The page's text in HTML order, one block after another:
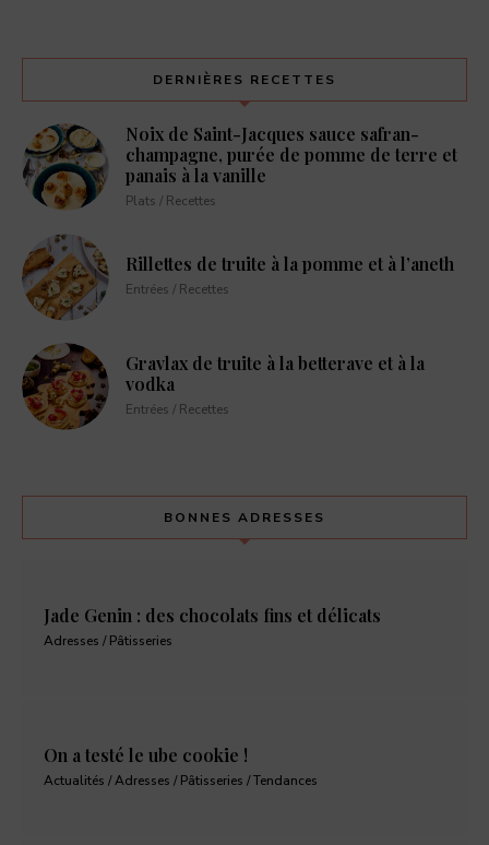
DERNIÈRES RECETTES
Noix de Saint-Jacques sauce safran-
champagne, purée de pomme de terre et
panais à la vanille
Plats / Recettes
Rillettes de truite à la pomme et à l’aneth
Entrées / Recettes
Gravlax de truite à la betterave et à la
vodka
Entrées / Recettes
BONNES ADRESSES
Jade Genin : des chocolats fins et délicats
Adresses / Pâtisseries
On a testé le ube cookie !
Actualités / Adresses / Pâtisseries / Tendances